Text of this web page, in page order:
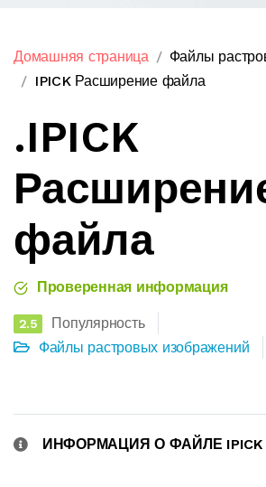
Домашняя страница
Файлы
IPICK Расширение файла
.IPICK
файла
Проверенная информация
2.5
Популярность
Файлы растровых изображений
ИНФОРМАЦИЯ О ФАЙЛЕ IPICK